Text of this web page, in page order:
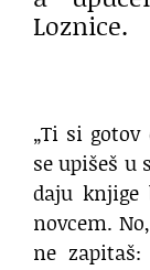
Loznice.
„Ti si
se upišeš u
daju
novcem.
ne